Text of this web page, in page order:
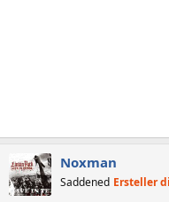
Noxman
Saddened Ersteller